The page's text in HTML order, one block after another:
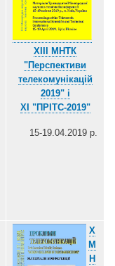
XIII МНТК
"Перспективи
телекомунікацій
2019" і
ХІ "ПРІТС-2019"
15-19.04.2019 р.
X
М
Н